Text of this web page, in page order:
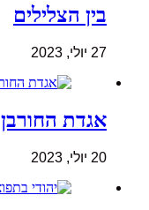
בין הצלילים
27 יולי, 2023
אגדת החורבן
20 יולי, 2023